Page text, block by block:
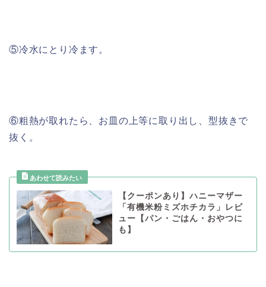
⑤冷水にとり冷ます。
⑥粗熱が取れたら、お皿の上等に取り出し、型抜きで
抜く。
【クーポンあり】ハニーマザー
「有機米粉ミズホチカラ」レビ
ュー【パン・ごはん・おやつに
も】